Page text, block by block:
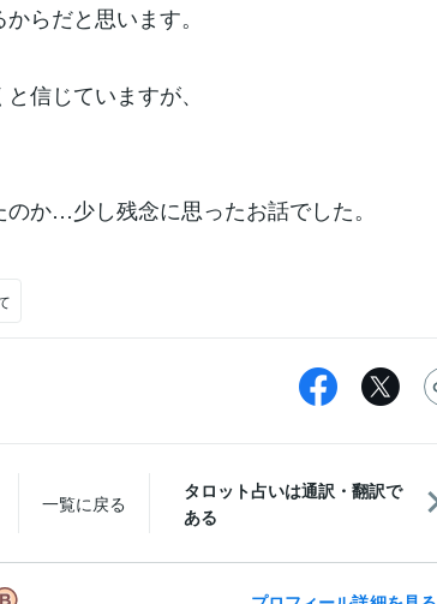
らだと思います。
信じていますが、
か…少し残念に思ったお話でした。
一覧に戻る
タロット占いは通訳・翻訳で
ある